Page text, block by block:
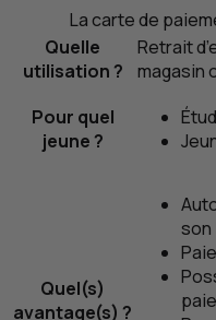
La carte de
Quelle
utilisation ?
Retrait
magasin
Pour quel
jeune ?
Quel(s)
avantage(s) ?
son